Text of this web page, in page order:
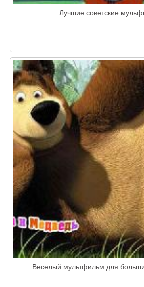
Лучшие советские
Веселый мультфильм для